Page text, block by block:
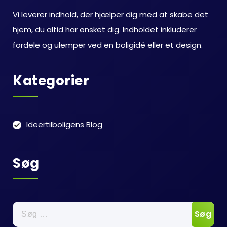
Vi leverer indhold, der hjælper dig med at skabe det
hjem, du altid har ønsket dig. Indholdet inkluderer
fordele og ulemper ved en boligidé eller et design.
Kategorier
Ideertilboligens Blog
Søg
Søg
efter: